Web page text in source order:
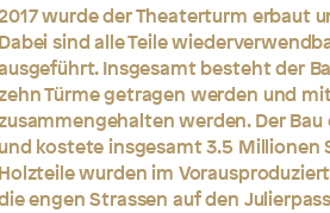
wurde der Theaterturm erbaut
Dabei sind alle Teile
Insgesamt besteht der
zehn Türme getragen werden und
zusammengehalten werden. Der
und kostete insgesamt 3.5 Millionen
Holzteile wurden im
engen Strassen auf den